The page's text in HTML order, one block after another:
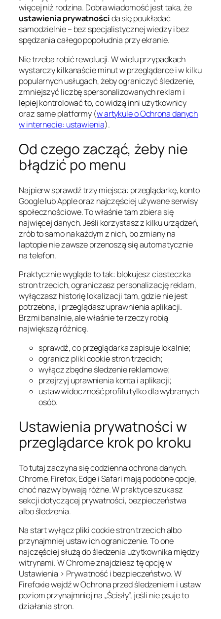
więcej niż rodzina. Dobra wiadomość jest taka, że
ustawienia prywatnościda się poukładać
samodzielnie – bez specjalistycznej wiedzy i bez
spędzania całego popołudnia przy ekranie.
Nie trzeba robić rewolucji. W wielu przypadkach
wystarczy kilkanaście minut w przeglądarce i w kilku
popularnych usługach, żeby ograniczyć śledzenie,
zmniejszyć liczbę spersonalizowanych reklam i
lepiej kontrolować to, co widzą inni użytkownicy
oraz same platformy (w artykule o Ochrona danych
w internecie: ustawienia).
Od czego zacząć, żeby nie
błądzić po menu
Najpierw sprawdź trzy miejsca: przeglądarkę, konto
Google lub Apple oraz najczęściej używane serwisy
społecznościowe. To właśnie tam zbiera się
najwięcej danych. Jeśli korzystasz z kilku urządzeń,
zrób to samo na każdym z nich, bo zmiany na
laptopie nie zawsze przenoszą się automatycznie
na telefon.
Praktycznie wygląda to tak: blokujesz ciasteczka
stron trzecich, ograniczasz personalizację reklam,
wyłączasz historię lokalizacji tam, gdzie nie jest
potrzebna, i przeglądasz uprawnienia aplikacji.
Brzmi banalnie, ale właśnie te rzeczy robią
największą różnicę.
sprawdź, co przeglądarka zapisuje lokalnie;
ogranicz pliki cookie stron trzecich;
wyłącz zbędne śledzenie reklamowe;
przejrzyj uprawnienia konta i aplikacji;
ustaw widoczność profilu tylko dla wybranych
osób.
Ustawienia prywatności w
przeglądarce krok po kroku
To tutaj zaczyna się codzienna ochrona danych.
Chrome, Firefox, Edge i Safari mają podobne opcje,
choć nazwy bywają różne. W praktyce szukasz
sekcji dotyczącej prywatności, bezpieczeństwa
albo śledzenia.
Na start wyłącz pliki cookie stron trzecich albo
przynajmniej ustaw ich ograniczenie. To one
najczęściej służą do śledzenia użytkownika między
witrynami. W Chrome znajdziesz tę opcję w
Ustawienia > Prywatność i bezpieczeństwo. W
Firefoxie wejdź wOchrona przed śledzeniem i ustaw
poziom przynajmniej na „Ścisły”, jeśli nie psuje to
działania stron.